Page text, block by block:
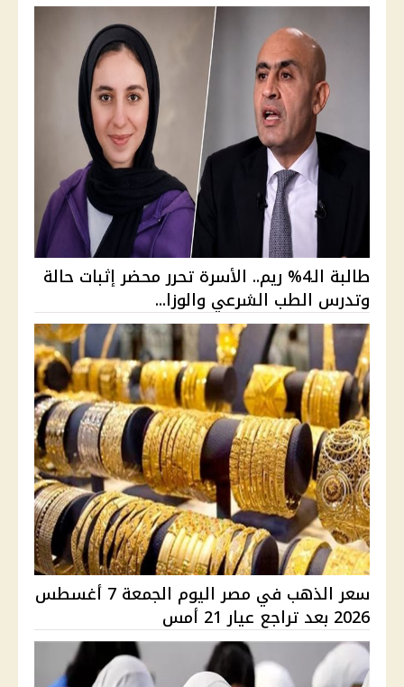
طالبة الـ4% ريم.. الأسرة تحرر محضر إثبات حالة
وتدرس الطب الشرعي والوزا...
سعر الذهب في مصر اليوم الجمعة 7 أغسطس
2026 بعد تراجع عيار 21 أمس